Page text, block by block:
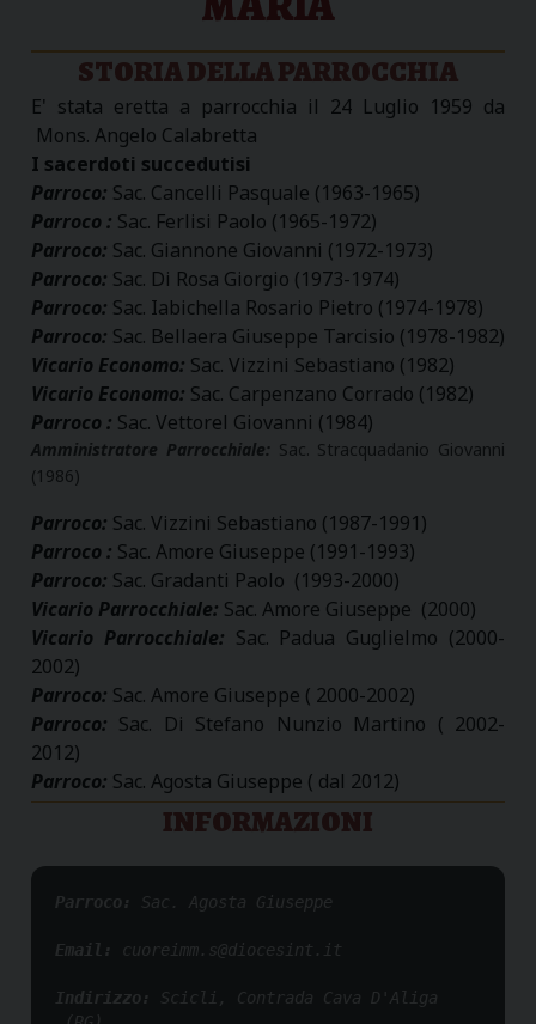
STORIA DELLA PARROCCHIA
E' stata eretta a parrocchia il 24 Luglio 1959 da
Mons. Angelo Calabretta
I sacerdoti succedutisi
Parroco: Sac. Cancelli Pasquale (1963-1965)
Parroco : Sac. Ferlisi Paolo (1965-1972)
Parroco: Sac. Giannone Giovanni (1972-1973)
Parroco: Sac. Di Rosa Giorgio (1973-1974)
Parroco: Sac. Iabichella Rosario Pietro (1974-1978)
Parroco: Sac. Bellaera Giuseppe Tarcisio (1978-1982)
Vicario Economo: Sac. Vizzini Sebastiano (1982)
Vicario Economo: Sac. Carpenzano Corrado (1982)
Parroco : Sac. Vettorel Giovanni (1984)
Amministratore Parrocchiale: Sac. Stracquadanio Giovanni
(1986)
Parroco: Sac. Vizzini Sebastiano (1987-1991)
Parroco : Sac. Amore Giuseppe (1991-1993)
Parroco: Sac. Gradanti Paolo (1993-2000)
Vicario Parrocchiale: Sac. Amore Giuseppe (2000)
Vicario Parrocchiale: Sac. Padua Guglielmo (2000-
2002)
Parroco: Sac. Amore Giuseppe ( 2000-2002)
Parroco: Sac. Di Stefano Nunzio Martino ( 2002-
2012)
Parroco: Sac. Agosta Giuseppe ( dal 2012)
INFORMAZIONI
Parroco: Sac. Agosta Giuseppe
Email: cuoreimm.s@diocesint.it
Indirizzo:
Scicli, Contrada Cava D'Aliga